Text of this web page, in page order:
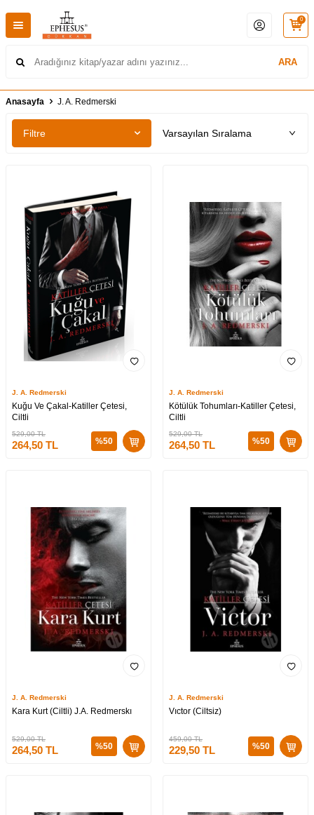
ARA
0
Anasayfa J. A. Redmerski
Filtre
J. A. Redmerski
Kuğu Ve Çakal-Katiller Çetesi,
Ciltli
529,00TL
264,50 TL %50
J. A. Redmerski
Kötülük Tohumları-Katiller Çetesi,
Ciltli
529,00TL
264,50 TL %50
J. A. Redmerski
Kara Kurt (Ciltli) J.A. Redmerskı
529,00TL
264,50 TL %50
J. A. Redmerski
Vıctor (Ciltsiz)
459,00TL
229,50 TL %50